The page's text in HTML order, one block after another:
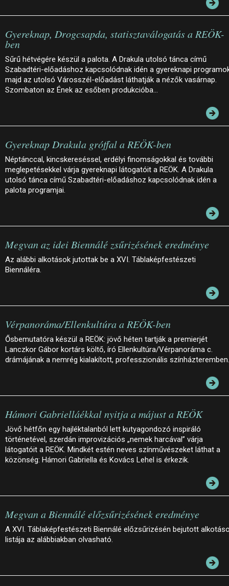
Gyereknap, Drogcsapda, statisztaválogatás a REÖK-
ben
Sűrű hétvégére készül a palota. A Drakula utolsó tánca című
Szabadtéri-előadáshoz kapcsolódnak idén a gyereknapi
majd az utolsó Városszél-előadást láthatják a nézők vasárnap.
Szombaton az Ének az esőben produkcióba…
Gyereknap Drakula gróffal a REÖK-ben
Néptánccal, kincskereséssel, erdélyi finomságokkal és további
meglepetésekkel várja gyereknapi látogatóit a REÖK. A Drakula
utolsó tánca című Szabadtéri-előadáshoz kapcsolódnak idén a
palota programjai.
Megvan az idei Biennálé zsűrizésének eredménye
Az alábbi alkotások jutottak be a XVI. Táblaképfestészeti
Biennáléra.
Vérpanoráma/Ellenkultúra a REÖK-ben
Ősbemutatóra készül a REÖK: jövő héten tartják a premierjét
Lanczkor Gábor kortárs költő, író Ellenkultúra/Vérpanoráma c.
drámájának a nemrég kialakított, professzionális színházteremben.
Hámori Gabrielláékkal nyitja a májust a REÖK
Jövő hétfőn egy hajléktalanból lett kutyagondozó inspiráló
történetével, szerdán improvizációs „nemek harcával” várja
látogatóit a REÖK. Mindkét estén neves színművészeket láthat a
közönség: Hámori Gabriella és Kovács Lehel is érkezik.
Megvan a Biennálé előzsűrizésének eredménye
A XVI. Táblaképfestészeti Biennálé előzsűrizésén bejutott
listája az alábbiakban olvasható.